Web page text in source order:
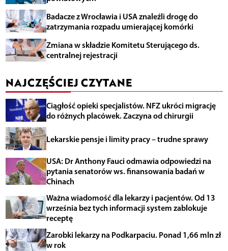
Badacze z Wrocławia i USA znaleźli drogę do
zatrzymania rozpadu umierającej komórki
Zmiana w składzie Komitetu Sterującego ds.
centralnej rejestracji
NAJCZĘŚCIEJ CZYTANE
Ciągłość opieki specjalistów. NFZ ukróci migrację
do różnych placówek. Zaczyna od chirurgii
Lekarskie pensje i limity pracy – trudne sprawy
USA: Dr Anthony Fauci odmawia odpowiedzi na
pytania senatorów ws. finansowania badań w
Chinach
Ważna wiadomość dla lekarzy i pacjentów. Od 13
września bez tych informacji system zablokuje
receptę
Zarobki lekarzy na Podkarpaciu. Ponad 1,66 mln zł
w rok